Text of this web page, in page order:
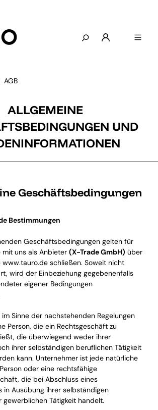
AGB
ALLGEMEINE
UND
Geschäftsbedingungen
Bestimmungen
Geschäftsbedingungen gelten für
mit uns als Anbieter (X-Trade GmbH) über
schließen. Soweit nicht
wird der Einbeziehung gegebenenfalls
eigener Bedingungen
Sinne der nachstehenden Regelungen
Person, die ein Rechtsgeschäft zu
die überwiegend weder ihrer
ihrer selbständigen beruflichen Tätigkeit
kann. Unternehmer ist jede natürliche
oder eine rechtsfähige
die bei Abschluss eines
in Ausübung ihrer selbständigen
gewerblichen Tätigkeit handelt.